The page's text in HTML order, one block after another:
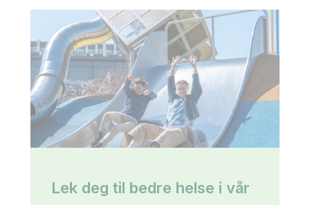
Lek deg til bedre helse i vår